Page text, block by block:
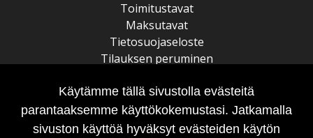
Toimitustavat
Maksutavat
Tietosuojaseloste
Tilauksen peruminen
Käytämme tällä sivustolla evästeitä
parantaaksemme käyttökokemustasi. Jatkamalla
sivuston käyttöä hyväksyt evästeiden käytön